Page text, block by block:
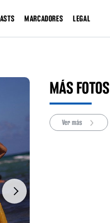
MARCADORES LEGAL
Next
MÁS FOTOS
Ver más